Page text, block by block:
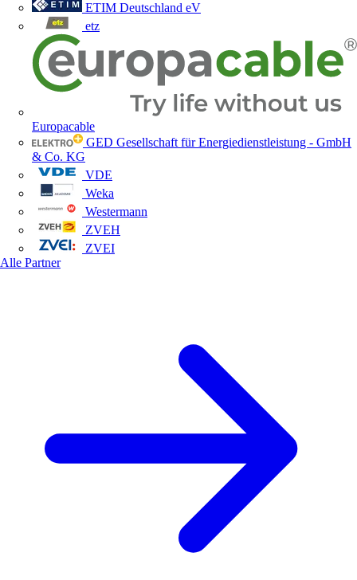
ETIM Deutschland eV
etz
Europacable
GED Gesellschaft für Energiedienstleistung - GmbH
& Co. KG
VDE
Weka
Westermann
ZVEH
ZVEI
Alle Partner